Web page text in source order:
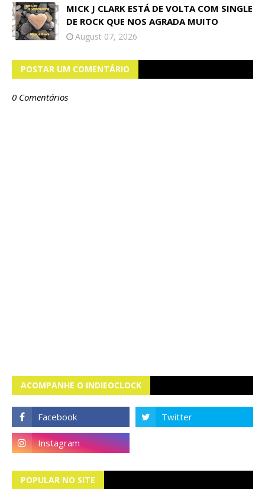
MICK J CLARK ESTÁ DE VOLTA COM SINGLE
DE ROCK QUE NOS AGRADA MUITO
August 07, 2026
POSTAR UM COMENTÁRIO
0 Comentários
ACOMPANHE O INDIEOCLOCK
POPULAR NO SITE